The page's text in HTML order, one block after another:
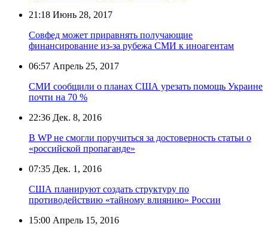
21:18 Июнь 28, 2017
Совфед может приравнять получающие
финансирование из-за рубежа СМИ к иноагентам
06:57 Апрель 25, 2017
СМИ сообщили о планах США урезать помощь Украине
почти на 70 %
22:36 Дек. 8, 2016
В WP не смогли поручиться за достоверность статьи о
«российской пропаганде»
07:35 Дек. 1, 2016
США планируют создать структуру по
противодействию «тайному влиянию» России
15:00 Апрель 15, 2016